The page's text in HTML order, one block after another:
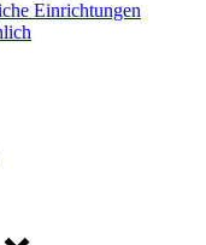
Einrichtungen